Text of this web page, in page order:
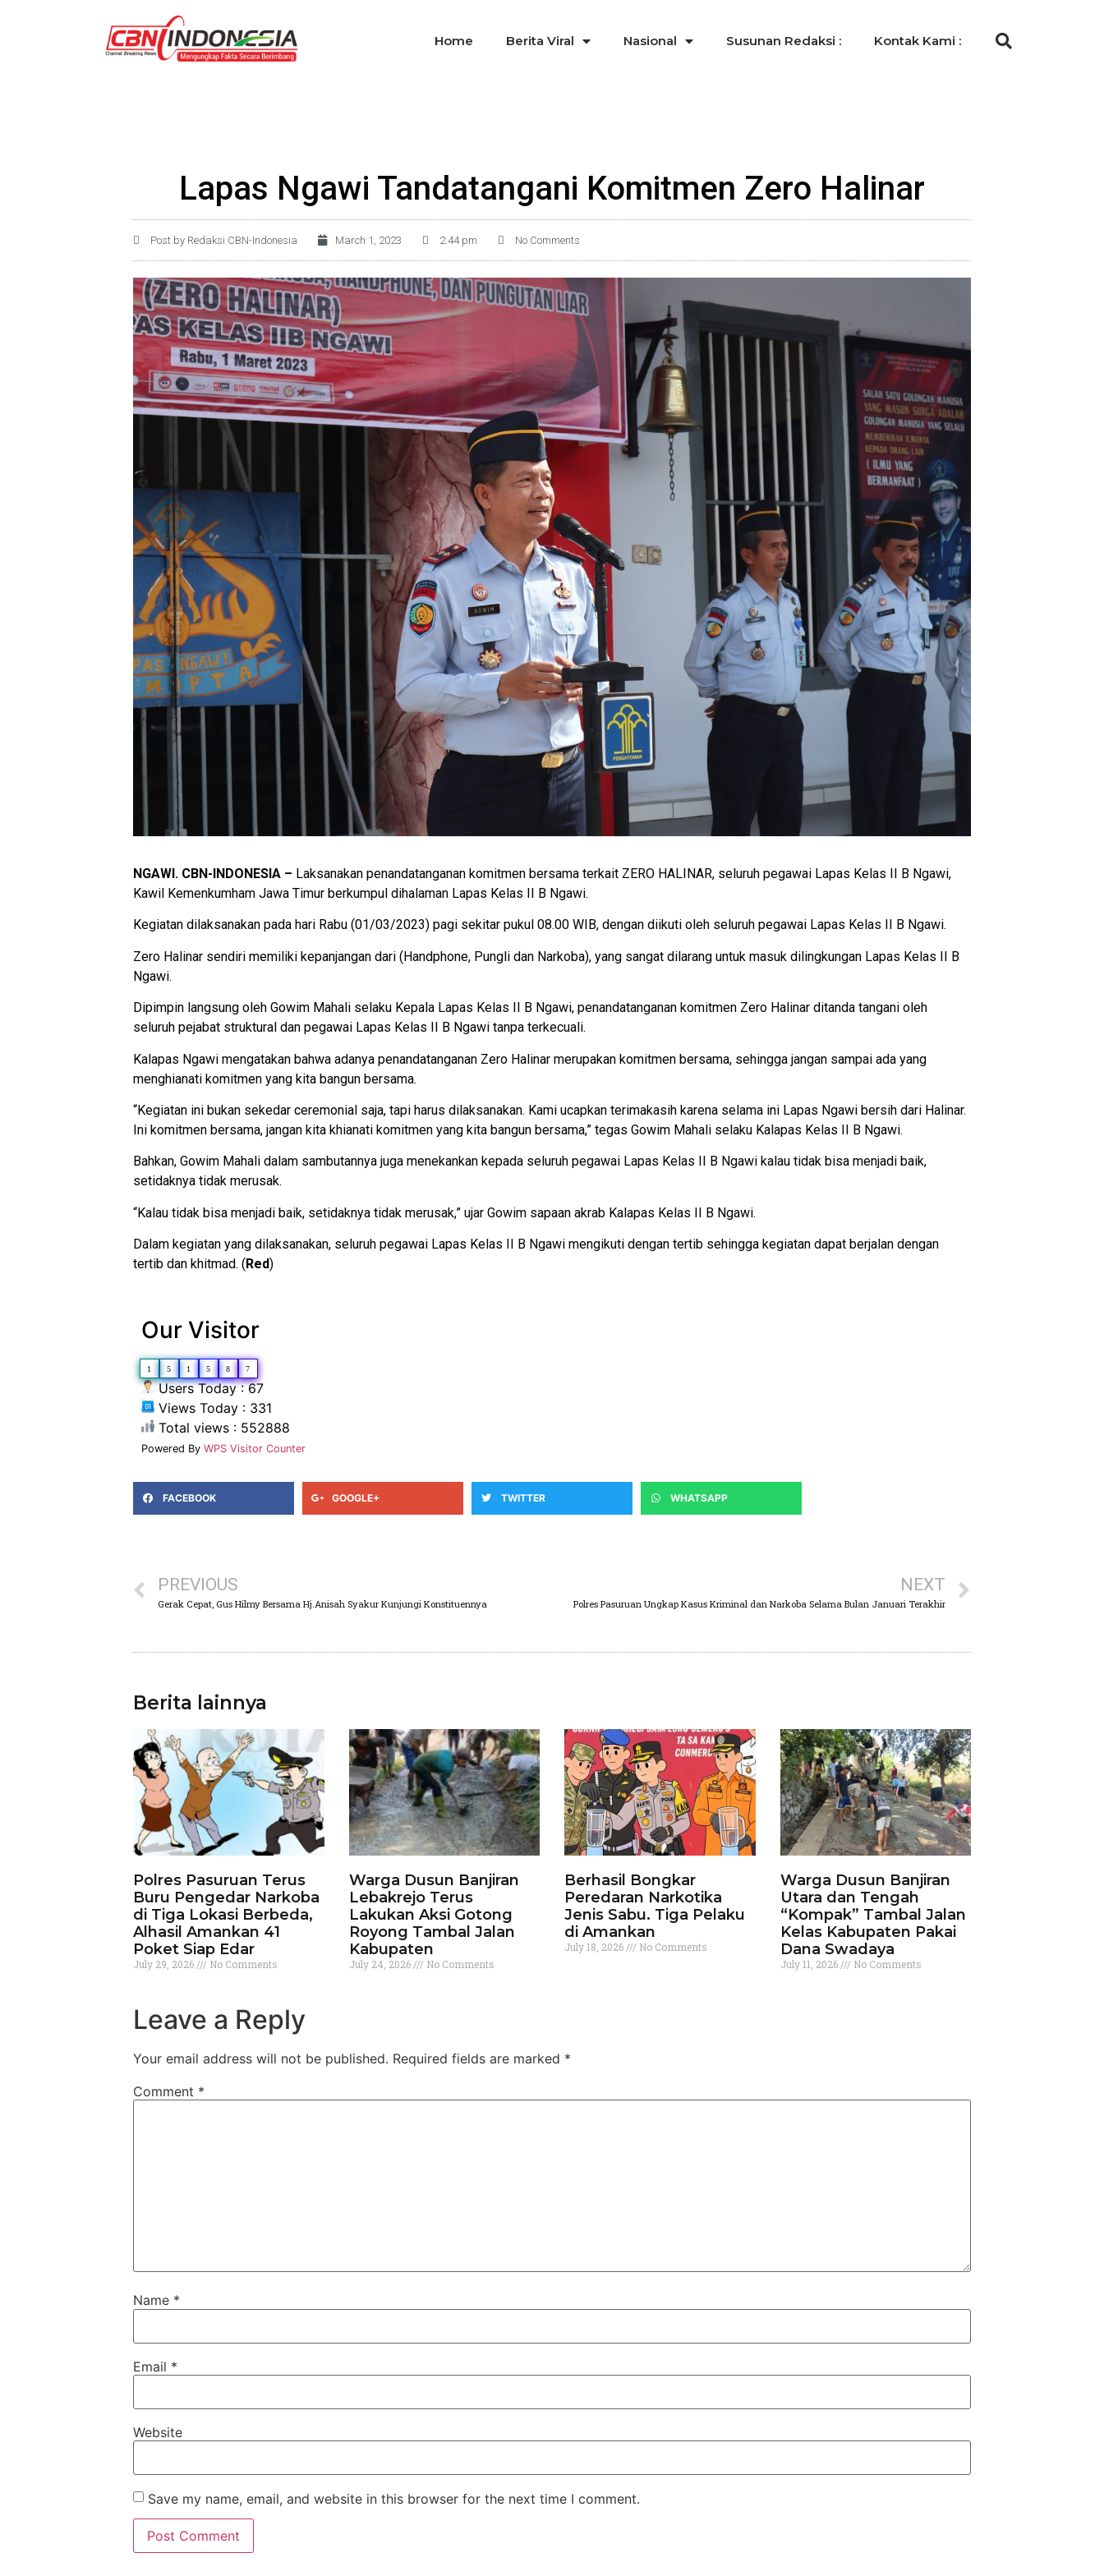
Home Berita Viral Nasional Susunan Redaksi : Kontak Kami :
Lapas Ngawi Tandatangani Komitmen Zero Halinar
Post by Redaksi CBN-Indonesia March 1, 2023 2:44 pm No Comments
NGAWI. CBN-INDONESIA – Laksanakan penandatanganan komitmen bersama terkait ZERO HALINAR, seluruh pegawai Lapas Kelas II B Ngawi,
Kawil Kemenkumham Jawa Timur berkumpul dihalaman Lapas Kelas II B Ngawi.
Kegiatan dilaksanakan pada hari Rabu (01/03/2023) pagi sekitar pukul 08.00 WIB, dengan diikuti oleh seluruh pegawai Lapas Kelas II B Ngawi.
Zero Halinar sendiri memiliki kepanjangan dari (Handphone, Pungli dan Narkoba), yang sangat dilarang untuk masuk dilingkungan Lapas Kelas II B
Ngawi.
Dipimpin langsung oleh Gowim Mahali selaku Kepala Lapas Kelas II B Ngawi, penandatanganan komitmen Zero Halinar ditanda tangani oleh
seluruh pejabat struktural dan pegawai Lapas Kelas II B Ngawi tanpa terkecuali.
Kalapas Ngawi mengatakan bahwa adanya penandatanganan Zero Halinar merupakan komitmen bersama, sehingga jangan sampai ada yang
menghianati komitmen yang kita bangun bersama.
“Kegiatan ini bukan sekedar ceremonial saja, tapi harus dilaksanakan. Kami ucapkan terimakasih karena selama ini Lapas Ngawi bersih dari Halinar.
Ini komitmen bersama, jangan kita khianati komitmen yang kita bangun bersama,” tegas Gowim Mahali selaku Kalapas Kelas II B Ngawi.
Bahkan, Gowim Mahali dalam sambutannya juga menekankan kepada seluruh pegawai Lapas Kelas II B Ngawi kalau tidak bisa menjadi baik,
setidaknya tidak merusak.
“Kalau tidak bisa menjadi baik, setidaknya tidak merusak,” ujar Gowim sapaan akrab Kalapas Kelas II B Ngawi.
Dalam kegiatan yang dilaksanakan, seluruh pegawai Lapas Kelas II B Ngawi mengikuti dengan tertib sehingga kegiatan dapat berjalan dengan
tertib dan khitmad. (Red)
Our Visitor
1 5 1 5 8 7
Users Today : 67
Views Today : 331
Total views : 552888
Powered By WPS Visitor Counter
FACEBOOK GOOGLE+ TWITTER WHATSAPP
PREVIOUS
Gerak Cepat, Gus Hilmy Bersama Hj.Anisah Syakur Kunjungi Konstituennya
NEXT
Polres Pasuruan Ungkap Kasus Kriminal dan Narkoba Selama Bulan Januari Terakhir
Berita lainnya
Polres Pasuruan Terus
Buru Pengedar Narkoba
di Tiga Lokasi Berbeda,
Alhasil Amankan 41
Poket Siap Edar
July 29, 2026 No Comments
Warga Dusun Banjiran
Lebakrejo Terus
Lakukan Aksi Gotong
Royong Tambal Jalan
Kabupaten
July 24, 2026 No Comments
Berhasil Bongkar
Peredaran Narkotika
Jenis Sabu. Tiga Pelaku
di Amankan
July 18, 2026 No Comments
Warga Dusun Banjiran
Utara dan Tengah
“Kompak” Tambal Jalan
Kelas Kabupaten Pakai
Dana Swadaya
July 11, 2026 No Comments
Leave a Reply
Your email address will not be published. Required fields are marked *
Comment *
Name *
Email *
Website
Save my name, email, and website in this browser for the next time I comment.